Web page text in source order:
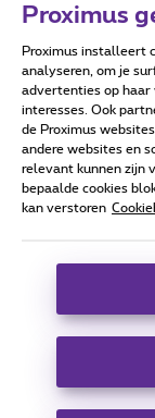
Alle rechten
Algemene
Deze website is
Koning Albert II-
Carrier &
Proximus
Proximus installeert
analyseren, om je
advertenties op haar
interesses. Ook
de Proximus
andere websites en
relevant kunnen zijn
bepaalde cookies
kan verstoren